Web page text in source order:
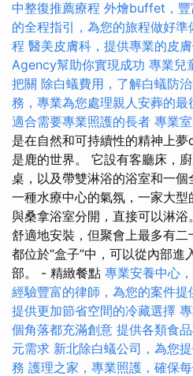
中整復推薦療程 外燴buffet，豐
的全程指引，為您的旅程做好準
程 醫美皮膚科，提供專業的皮
Agency幫助你實現成功 專業兒
把關 除白蟻費用，了解白蟻防
務，專業為您處理親人安葬的最
適合需要專業照護的長者 專業
是在自然和可持續性的精神上
是鹿的世界。 它設有客廳床，
桌，以及帶雙淋浴的浴室和一
一種水療中心的氣氛，一家大
與桑拿浴室分開，直接可以淋
舒適地安裝，但聚會上最多有
都位於“盒子”中，可以從內部
部。 - 精緻餐點 專業安養中心
經驗豐富的律師，為您的案件提
提供更加節省空間的冷藏選擇
個角落都充滿創意 提供各類食
元需求 新北除白蟻公司，為您
務 護理之家，專業照護，確保